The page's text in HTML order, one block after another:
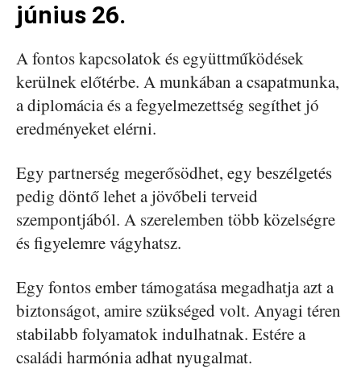
június 26.
A fontos kapcsolatok és együttműködések
kerülnek előtérbe. A munkában a csapatmunka,
a diplomácia és a fegyelmezettség segíthet jó
eredményeket elérni.
Egy partnerség megerősödhet, egy beszélgetés
pedig döntő lehet a jövőbeli terveid
szempontjából. A szerelemben több közelségre
és figyelemre vágyhatsz.
Egy fontos ember támogatása megadhatja azt a
biztonságot, amire szükséged volt. Anyagi téren
stabilabb folyamatok indulhatnak. Estére a
családi harmónia adhat nyugalmat.